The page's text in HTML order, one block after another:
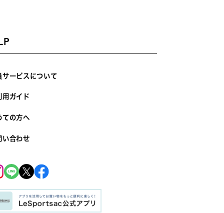
サービスについて
用ガイド
ての方へ
い合わせ